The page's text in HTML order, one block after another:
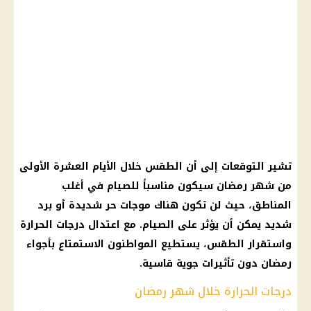
تشيرالتوقعات إلى أن الطقس خلال الأيام العشرة الأولى
من شهر رمضان سيكون مناسباً للصيام في أغلب
المناطق، حيث لن تكون هناك موجات حر شديدة أو برد
شديد يمكن أن يؤثر على الصيام. مع اعتدال درجات الحرارة
واستقرارالطقس، يستطيع المواطنون الاستمتاع بأجواء
رمضان دون تأثيرات جوية قاسية.
درجات الحرارة خلال شهر رمضان